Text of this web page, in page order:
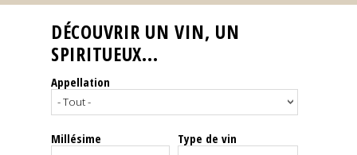
Reportages
Nos
Spiritueux
DÉCOUVRIR UN VIN, UN
SPIRITUEUX...
Appellation
Millésime Type de vin